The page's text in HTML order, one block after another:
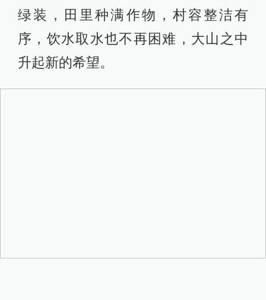
绿装，田里种满作物，村容整洁有
序，饮水取水也不再困难，大山之中
升起新的希望。